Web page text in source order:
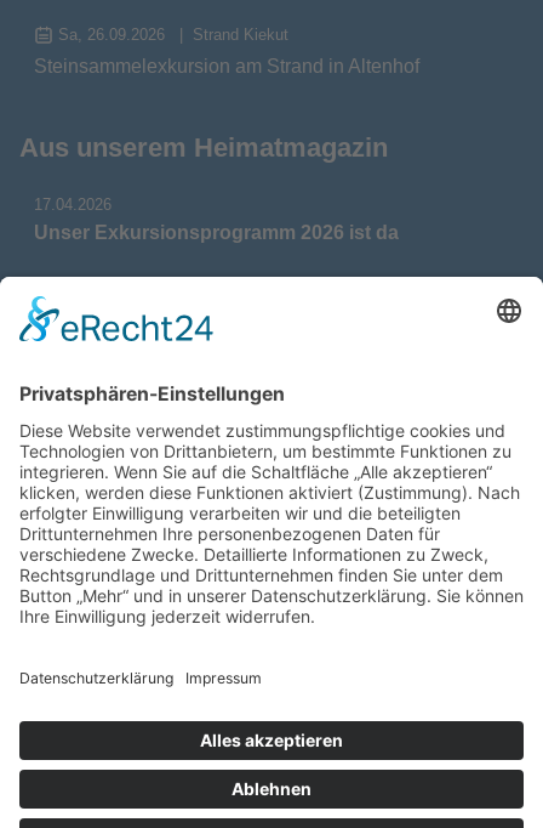
Sa, 26.09.2026 Strand Kiekut
Steinsammelexkursion am Strand in Altenhof
Aus unserem Heimatmagazin
17.04.2026
Unser Exkursionsprogramm 2026 ist da
17.04.2026
Verdienstmedaille für Telse Stoy
Das war: Munition im Meer
17.04.2026
Fahrtenprogramm 2026 ist fertig
12.10.2025
Darstellung verschiedener Orte innerhalb des
Gebiets der Heimatgemeinschaft Eckernförde
Neu: Historie der Güter im Altkreis Eckernförde